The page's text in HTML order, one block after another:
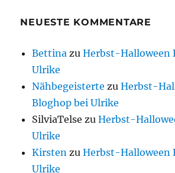
NEUESTE KOMMENTARE
Bettina zuHerbst-Halloween
Ulrike
Nähbegeisterte zuHerbst-
Bloghop bei Ulrike
SilviaTelse zuHerbst-
Ulrike
Kirsten zuHerbst-Halloween
Ulrike